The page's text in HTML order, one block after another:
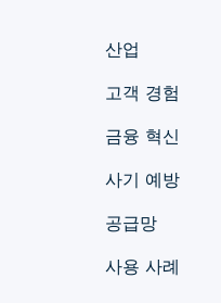
산업
고객 경험
금융 혁신
사기 예방
공급망
사용 사례